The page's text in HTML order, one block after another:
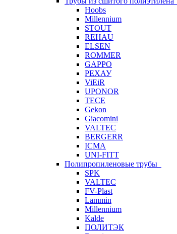
Hoobs
Millennium
STOUT
REHAU
ELSEN
ROMMER
GAPPO
РЕХАУ
ViEiR
UPONOR
TECE
Gekon
Giacomini
VALTEC
BERGERR
ICMA
UNI-FITT
Полипропиленовые трубы
SPK
VALTEC
FV-Plast
Lammin
Millennium
Kalde
ПОЛИТЭК